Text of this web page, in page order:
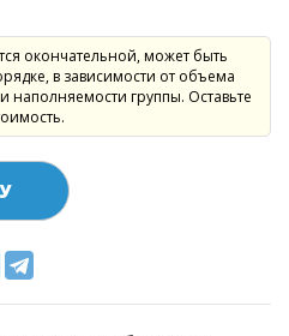
окончательной, может быть
в зависимости от объема
группы. Оставьте